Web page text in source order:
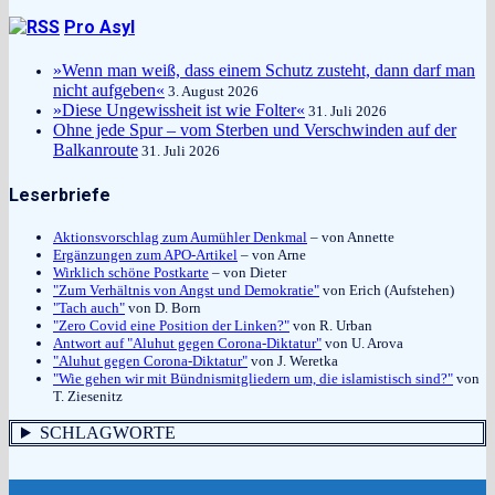
Pro Asyl
»Wenn man weiß, dass einem Schutz zusteht, dann darf man
nicht aufgeben« 3. August 2026
»Diese Ungewissheit ist wie Folter« 31. Juli 2026
Ohne jede Spur – vom Sterben und Verschwinden auf der
Balkanroute 31. Juli 2026
Leserbriefe
Aktionsvorschlag zum Aumühler Denkmal – von Annette
Ergänzungen zum APO-Artikel – von Arne
Wirklich schöne Postkarte – von Dieter
"Zum Verhältnis von Angst und Demokratie" von Erich (Aufstehen)
"Tach auch" von D. Born
"Zero Covid eine Position der Linken?" von R. Urban
Antwort auf "Aluhut gegen Corona-Diktatur" von U. Arova
"Aluhut gegen Corona-Diktatur" von J. Weretka
"Wie gehen wir mit Bündnismitgliedern um, die islamistisch sind?" von
T. Ziesenitz
SCHLAGWORTE